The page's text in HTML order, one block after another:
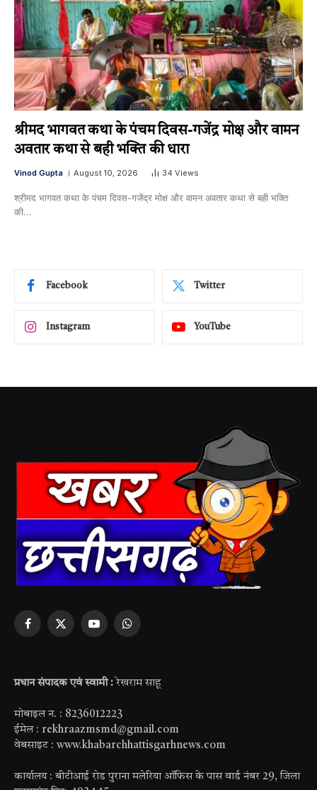
श्रीमद भागवत कथा के पंचम दिवस-गजेंद्र मोक्ष और वामन
अवतार कथा से बही भक्ति की धारा
Vinod Gupta August 10, 2026 34 Views
श्रीमद भागवत कथा के पंचम दिवस-गजेंद्र मोक्ष और वामन अवतार कथा से बही भक्ति
की…
Facebook Twitter
Instagram YouTube
Facebook
X
YouTubeWhatsApp
प्रधान संपादक एवं स्वामी : रेखराम साहू
मोबाइल न. : 8236012223
ईमेल : rekhraazmsmd@gmail.com
वेबसाइट : www.khabarchhattisgarhnews.com
कार्यालय : बीटीआई रोड पुराना मलेरिया ऑफिस के पास वार्ड नंबर 29, जिला